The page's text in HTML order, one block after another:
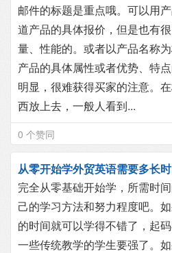
邮件的标题是重点哦。可以用
道产品的具体报价，但是也有
量、性能的。或者以产品名称
产品的具体属性或者优势、特
明显，很难获得买家的注意。
西放上去，一般人看到...
0 个赞同
从零开始学外贸英语需要多长
完全从零基础开始学，所需时
己的学习方法和努力程度吧。
的时间就可以学得不错了，起
一些传统教学的学生要强了。